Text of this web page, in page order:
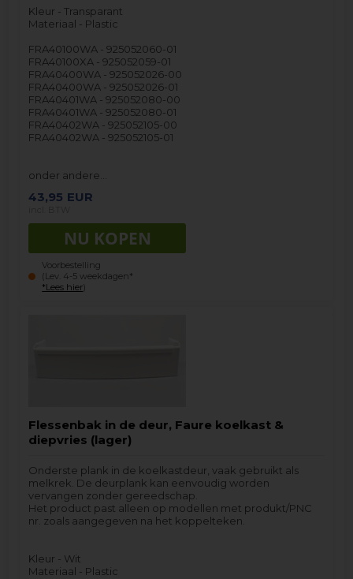
Kleur - Transparant
Materiaal - Plastic
FRA40100WA - 925052060-01
FRA40100XA - 925052059-01
FRA40400WA - 925052026-00
FRA40400WA - 925052026-01
FRA40401WA - 925052080-00
FRA40401WA - 925052080-01
FRA40402WA - 925052105-00
FRA40402WA - 925052105-01
onder andere…
43,95 EUR
Voorbestelling
(Lev. 4-5 weekdagen*
*Lees hier)
Flessenbak in de deur, Faure koelkast &
diepvries (lager)
Onderste plank in de koelkastdeur, vaak gebruikt als
melkrek. De deurplank kan eenvoudig worden
vervangen zonder gereedschap.
Het product past alleen op modellen met produkt/PNC
nr. zoals aangegeven na het koppelteken.
Kleur - Wit
Materiaal - Plastic